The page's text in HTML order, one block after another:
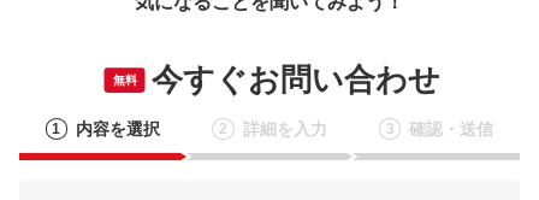
無料 今すぐお問い合わせ
1 内容を選択 2 詳細を入力 3 確認・送信